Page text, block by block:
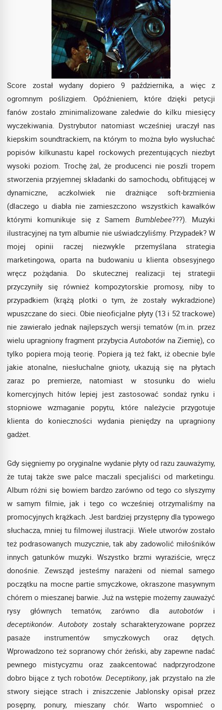
Score został wydany dopiero 9 października, a więc z
ogromnym poślizgiem. Opóźnieniem, które dzięki petycji
fanów zostało zminimalizowane zaledwie do kilku miesięcy
wyczekiwania. Dystrybutor natomiast wcześniej uraczył nas
kiepskim soundtrackiem, na którym to można było wysłuchać
popisów kilkunastu kapel rockowych prezentujących niezbyt
wysoki poziom. Trochę żal, że producenci nie poszli tropem
stworzenia przyjemnej składanki do samochodu, obfitującej w
dynamiczne, aczkolwiek nie drażniące soft-brzmienia
(dlaczego u diabła nie zamieszczono wszystkich kawałków
którymi komunikuje się z Samem Bumblebee???). Muzyki
ilustracyjnej na tym albumie nie uświadczyliśmy. Przypadek? W
mojej opinii raczej niezwykle przemyślana strategia
marketingowa, oparta na budowaniu u klienta obsesyjnego
wręcz pożądania. Do skutecznej realizacji tej strategii
przyczyniły się również kompozytorskie promosy, niby to
przypadkiem (krążą plotki o tym, że zostały wykradzione)
wpuszczane do sieci. Obie nieoficjalne płyty (13 i 52 trackowe)
nie zawierało jednak najlepszych wersji tematów (m.in. przez
wielu upragniony fragment przybyciaAutobotów na Ziemię), co
tylko popiera moją teorię. Popiera ją też fakt, iż obecnie byle
jakie atonalne, niesłuchalne gnioty, ukazują się na płytach
zaraz po premierze, natomiast w stosunku do wielu
komercyjnych hitów lepiej jest zastosować sondaż rynku i
stopniowe wzmaganie popytu, które należycie przygotuje
klienta do konieczności wydania pieniędzy na upragniony
gadżet.
Gdy sięgniemy po oryginalne wydanie płyty od razu zauważymy,
że tutaj także swe palce maczali specjaliści od marketingu.
Album różni się bowiem bardzo zarówno od tego co słyszymy
w samym filmie, jak i tego co wcześniej otrzymaliśmy na
promocyjnych krążkach. Jest bardziej przystępny dla typowego
słuchacza, mniej tu filmowej ilustracji. Wiele utworów zostało
też podrasowanych muzycznie, tak aby zadowolić miłośników
innych gatunków muzyki. Wszystko brzmi wyraziście, wręcz
donośnie. Zewsząd jesteśmy narażeni od niemal samego
początku na mocne partie smyczkowe, okraszone masywnym
chórem o mieszanej barwie. Już na wstępie możemy zauważyć
rysy głównych tematów, zarówno dlaautobotów i
deceptikonów .Autobotyzostały scharakteryzowane poprzez
pasaże instrumentów smyczkowych oraz dętych.
Wprowadzono też sopranowy chór żeński, aby zapewne nadać
pewnego mistycyzmu oraz zaakcentować nadprzyrodzone
dobro bijące z tych robotów.Deceptikony, jak przystało na złe
stwory siejące strach i zniszczenie Jablonsky opisał przez
posępny, ponury, mieszany chór. Warto wspomnieć o